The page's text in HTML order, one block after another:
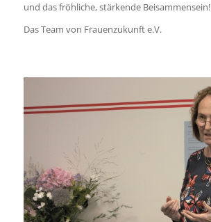
und das fröhliche, stärkende Beisammensein!
Das Team von Frauenzukunft e.V.